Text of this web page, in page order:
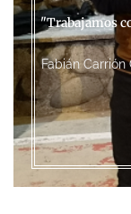
"Trabajamos
Fabián